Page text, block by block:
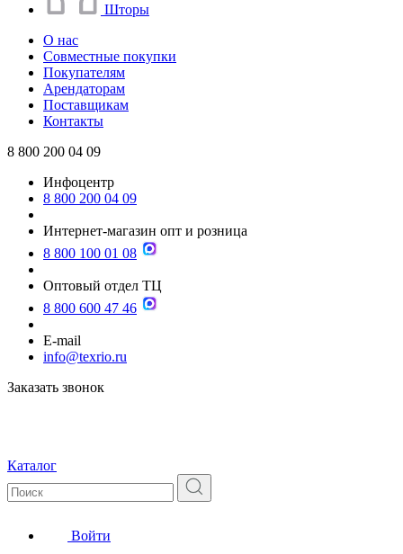
Шторы
О нас
Совместные покупки
Покупателям
Арендаторам
Поставщикам
Контакты
8 800 200 04 09
Инфоцентр
8 800 200 04 09
Интернет-магазин опт и розница
8 800 100 01 08
Оптовый отдел ТЦ
8 800 600 47 46
E-mail
info@texrio.ru
Заказать звонок
Каталог
Войти